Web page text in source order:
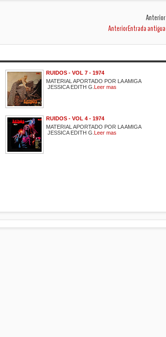
Anterior
AnteriorEntrada antigua
RUIDOS - VOL 7 - 1974
MATERIAL APORTADO POR LA AMIGA
JESSICA EDITH G. Leer mas
RUIDOS - VOL 4 - 1974
MATERIAL APORTADO POR LA AMIGA
JESSICA EDITH G. Leer mas